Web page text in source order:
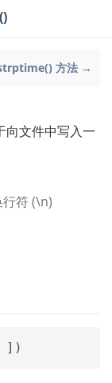
方法 →
向文件中写入一
符 (\n)
])